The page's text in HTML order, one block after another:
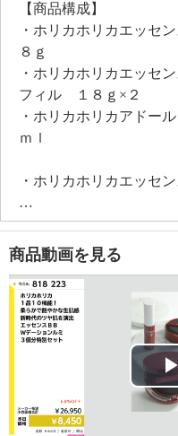
果で若々しい印象のハリ
を演出します。独自開発
ディアンスシーパウダー
ス、真珠母貝エキス、加
葉細胞エキス、ニンファ
ンフェアケルレア葉細胞
演出するこだわりのメイ
（ザクロ果実エキス、オ
ス、セイヨウアブラナ芽
複合成分）といったこだ
４％（水、メイクアップ
ヤ、ハリ、潤いを与え、
布するたびに、美容成分
トが弾けてジュワッと美
分が角質層の隅々に浸透
肌を演出。ＢＢファンデ
【エッセンスＢＢＷデー
ション）】
【商品構成】
・ホリカホリカエッセ
８ｇ
・ホリカホリカエッセ
フィル １８ｇ×２
・ホリカホリカアドー
ｍｌ
・ホリカホリカエッセ
８ｇ
【内容】
・添付文書：能書
・付属品：パフ
【原産国（地）】
・韓国製
・ホリカホリカエッセ
【内容】
・レフィル
商品動画を見る